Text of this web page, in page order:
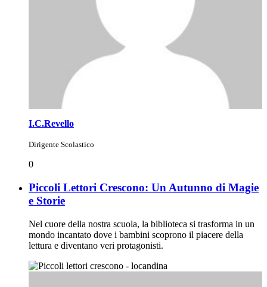
I.C.Revello
Dirigente Scolastico
0
Piccoli Lettori Crescono: Un Autunno di Magie
e Storie
Nel cuore della nostra scuola, la biblioteca si trasforma in un
mondo incantato dove i bambini scoprono il piacere della
lettura e diventano veri protagonisti.